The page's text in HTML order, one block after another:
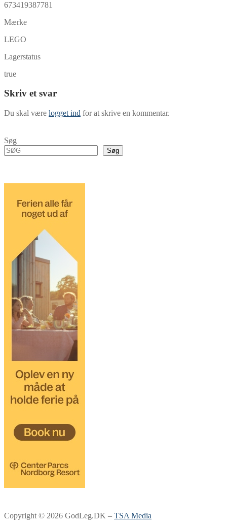
673419387781
Mærke
LEGO
Lagerstatus
true
Skriv et svar
Du skal være logget ind for at skrive en kommentar.
Søg
Søg
Copyright © 2026 GodLeg.DK – TSA Media